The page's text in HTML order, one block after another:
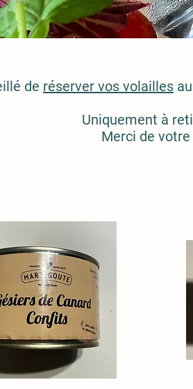
de réserver vos volailles
Uniquement à
Merci de votre